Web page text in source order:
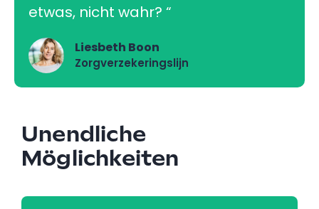
etwas, nicht wahr? “
Liesbeth Boon
Zorgverzekeringslijn
Unendliche
Möglichkeiten